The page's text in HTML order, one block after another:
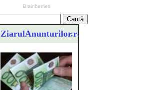
ZiarulAnunturilor.ro